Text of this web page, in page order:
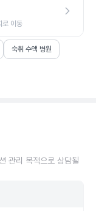
로 이동
숙취 수액 병원
관리 목적으로 상담될